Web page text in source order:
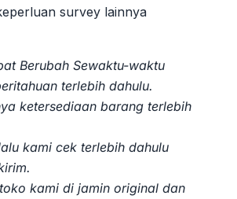
survey lainnya
Berubah Sewaktu-waktu
terlebih dahulu.
ketersediaan barang terlebih
kami cek terlebih dahulu
kami di jamin original dan